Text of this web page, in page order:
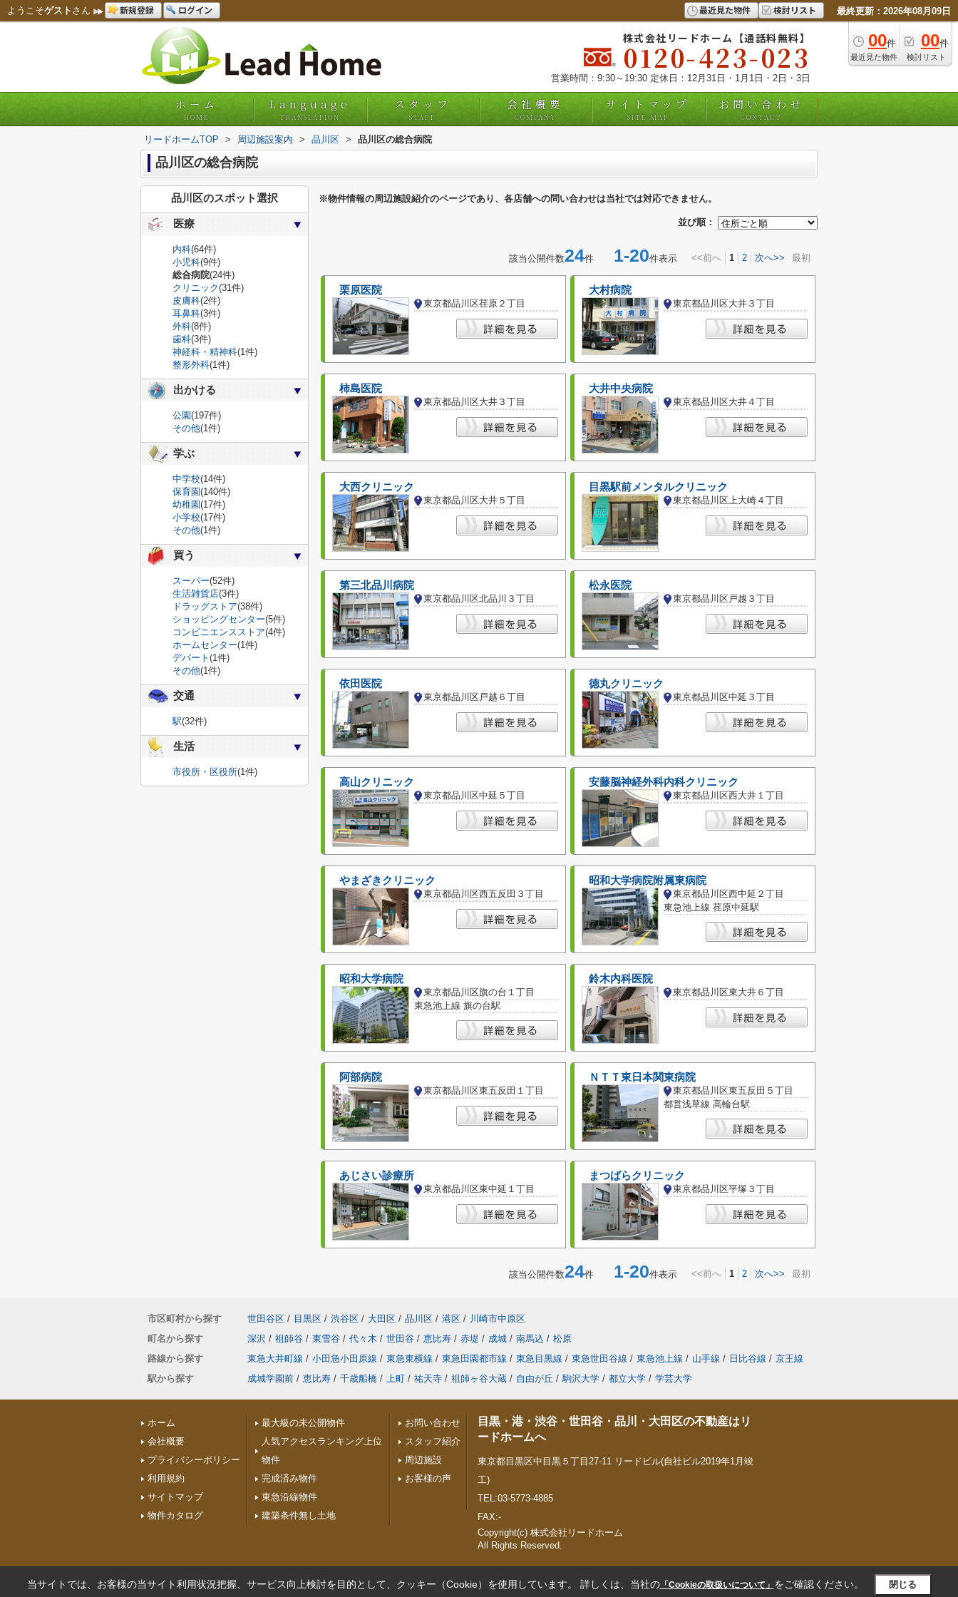
ようこそゲスト さん 新規登録 ログイン 最近見た物件 検討リスト 最終更新：2026年08月09日
00件
最近見た物件
00件
検討リスト
株式会社リードホーム【通話料無料】
0120-423-023
営業時間：9:30～19:30 定休日：12月31日・1月1日・2日・3日
ホーム
HOME
Language
TRANSLATION
スタッフ
STAFF
会社概要
COMPANY
サイトマップ
SITE MAP
お問い合わせ
CONTACT
リードホームTOP > 周辺施設案内 > 品川区 > 品川区の総合病院
品川区の総合病院
※物件情報の周辺施設紹介のページであり、各店舗への問い合わせは当社では対応できません。
並び順：
該当公開件数24件 1-20件表示 <<前へ 1 2 次へ>> 最初
栗原医院
東京都品川区荏原２丁目
大村病院
東京都品川区大井３丁目
柿島医院
東京都品川区大井３丁目
大井中央病院
東京都品川区大井４丁目
大西クリニック
東京都品川区大井５丁目
目黒駅前メンタルクリニック
東京都品川区上大崎４丁目
第三北品川病院
東京都品川区北品川３丁目
松永医院
東京都品川区戸越３丁目
依田医院
東京都品川区戸越６丁目
徳丸クリニック
東京都品川区中延３丁目
高山クリニック
東京都品川区中延５丁目
安藤脳神経外科内科クリニック
東京都品川区西大井１丁目
やまざきクリニック
東京都品川区西五反田３丁目
昭和大学病院附属東病院
東京都品川区西中延２丁目
東急池上線 荏原中延駅
昭和大学病院
東京都品川区旗の台１丁目
東急池上線 旗の台駅
鈴木内科医院
東京都品川区東大井６丁目
阿部病院
東京都品川区東五反田１丁目
ＮＴＴ東日本関東病院
東京都品川区東五反田５丁目
都営浅草線 高輪台駅
あじさい診療所
東京都品川区東中延１丁目
まつばらクリニック
東京都品川区平塚３丁目
該当公開件数24件 1-20件表示 <<前へ 1 2 次へ>> 最初
品川区のスポット選択
医療
内科(64件)
小児科(9件)
総合病院(24件)
クリニック(31件)
皮膚科(2件)
耳鼻科(3件)
外科(8件)
歯科(3件)
神経科・精神科(1件)
整形外科(1件)
出かける
公園(197件)
その他(1件)
学ぶ
中学校(14件)
保育園(140件)
幼稚園(17件)
小学校(17件)
その他(1件)
買う
スーパー(52件)
生活雑貨店(3件)
ドラッグストア(38件)
ショッピングセンター(5件)
コンビニエンスストア(4件)
ホームセンター(1件)
デパート (1件)
その他(1件)
交通
駅(32件)
生活
市役所・区役所(1件)
市区町村から探す 世田谷区 / 目黒区 / 渋谷区 / 大田区 / 品川区 / 港区 / 川崎市中原区
町名から探す
深沢 / 祖師谷 / 東雪谷 / 代々木 / 世田谷 / 恵比寿 / 赤堤 / 成城 / 南馬込 / 松原
路線から探す
東急大井町線 / 小田急小田原線 / 東急東横線 / 東急田園都市線 / 東急目黒線 / 東急世田谷線 / 東急池上線 / 山手線 / 日比谷線 / 京王線
駅から探す
成城学園前 / 恵比寿 / 千歳船橋 / 上町 / 祐天寺 / 祖師ヶ谷大蔵 / 自由が丘 / 駒沢大学 / 都立大学 / 学芸大学
ホーム
会社概要
プライバシーポリシー
利用規約
サイトマップ
物件カタログ
最大級の未公開物件
人気アクセスランキング上位
物件
完成済み物件
東急沿線物件
建築条件無し土地
お問い合わせ
スタッフ紹介
周辺施設
お客様の声
目黒・港・渋谷・世田谷・品川・大田区の不動産はリ
ードホームへ
東京都目黒区中目黒５丁目27-11 リードビル(自社ビル2019年1月竣
工)
TEL:03-5773-4885
FAX:-
Copyright(c) 株式会社リードホーム
All Rights Reserved.
当サイトでは、お客様の当サイト利用状況把握、サービス向上検討を目的として、クッキー（Cookie）を使用しています。 詳しくは、当社の「Cookieの取扱いについて」 をご確認ください。 閉じる